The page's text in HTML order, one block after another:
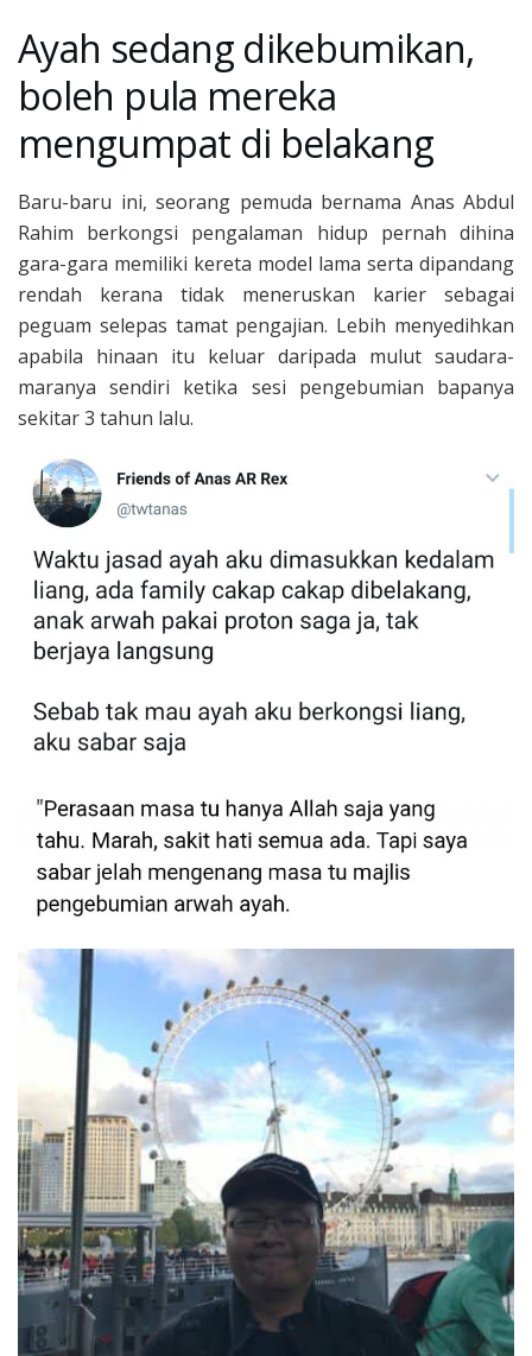
Ayah sedang dikebumikan,
boleh pula mereka
mengumpat di belakang
Baru-baru ini, seorang pemuda bernama Anas Abdul
Rahim berkongsi pengalaman hidup pernah dihina
gara-gara memiliki kereta model lama serta dipandang
rendah kerana tidak meneruskan karier sebagai
peguam selepas tamat pengajian. Lebih menyedihkan
apabila hinaan itu keluar daripada mulut saudara-
maranya sendiri ketika sesi pengebumian bapanya
sekitar 3 tahun lalu.